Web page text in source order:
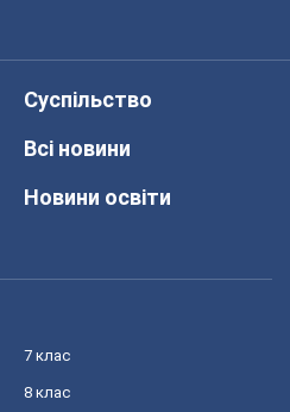
Суспільство
Всі новини
Новини освіти
7 клас
8 клас